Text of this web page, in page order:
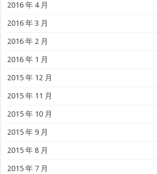
2016 年 4 月
2016 年 3 月
2016 年 2 月
2016 年 1 月
2015 年 12 月
2015 年 11 月
2015 年 10 月
2015 年 9 月
2015 年 8 月
2015 年 7 月